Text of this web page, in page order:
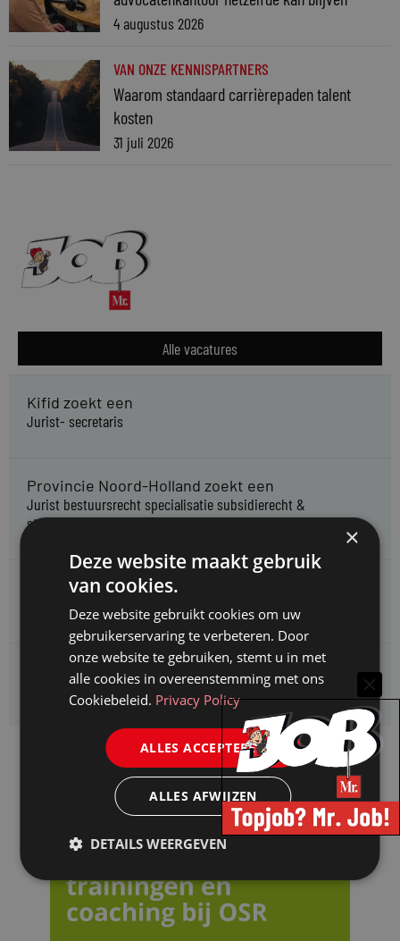
4 augustus 2026
VAN ONZE KENNISPARTNERS
Waarom standaard carrièrepaden talent
kosten
31 juli 2026
Alle vacatures
Kifid zoekt een
Jurist- secretaris
Provincie Noord-Holland zoekt een
Jurist bestuursrecht specialisatie subsidierecht &
staatssteuntoetsing
Omgevingsdienst Haaglanden zoekt een
Jurist Omgevingsrecht (faunabeheer)
Enexis zoekt een
Rentmeester midden- en hoogspanning
×
Deze website maakt gebruik
van cookies.
Deze website gebruikt cookies om uw
gebruikerservaring te verbeteren. Door
onze website te gebruiken, stemt u in met
alle cookies in overeenstemming met ons
Cookiebeleid. Privacy Policy
ALLES ACCEPTEREN
ALLES AFWIJZEN
DETAILS WEERGEVEN